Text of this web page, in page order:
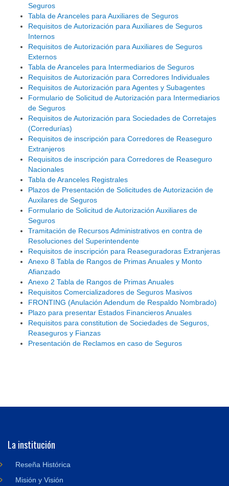
Seguros
Tabla de Aranceles para Auxiliares de Seguros
Requisitos de Autorización para Auxiliares de Seguros
Internos
Requisitos de Autorización para Auxiliares de Seguros
Externos
Tabla de Aranceles para Intermediarios de Seguros
Requisitos de Autorización para Corredores Individuales
Requisitos de Autorización para Agentes y Subagentes
Formulario de Solicitud de Autorización para Intermediarios
de Seguros
Requisitos de Autorización para Sociedades de Corretajes
(Corredurías)
Requisitos de inscripción para Corredores de Reaseguro
Extranjeros
Requisitos de inscripción para Corredores de Reaseguro
Nacionales
Tabla de Aranceles Registrales
Plazos de Presentación de Solicitudes de Autorización de
Auxilares de Seguros
Formulario de Solicitud de Autorización Auxiliares de
Seguros
Tramitación de Recursos Administrativos en contra de
Resoluciones del Superintendente
Requisitos de inscripción para Reaseguradoras Extranjeras
Anexo 8 Tabla de Rangos de Primas Anuales y Monto
Afianzado
Anexo 2 Tabla de Rangos de Primas Anuales
Requisitos Comercializadores de Seguros Masivos
FRONTING (Anulación Adendum de Respaldo Nombrado)
Plazo para presentar Estados Financieros Anuales
Requisitos para constitution de Sociedades de Seguros,
Reaseguros y Fianzas
Presentación de Reclamos en caso de Seguros
La institución
Reseña Histórica
Misión y Visión